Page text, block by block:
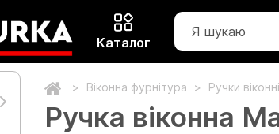
Каталог
Віконна фурнітура Ручки віконні
Ручка віконна